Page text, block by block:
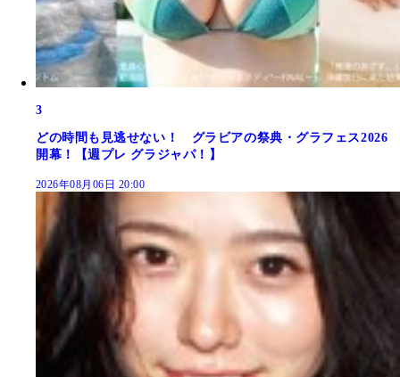
3
どの時間も見逃せない！ グラビアの祭典・グラフェス2026
開幕！【週プレ グラジャパ！】
2026年08月06日 20:00